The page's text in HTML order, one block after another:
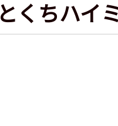
くちハイ